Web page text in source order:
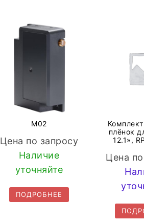
M02
Цена по запросу
Наличие
уточняйте
ПОДРОБНЕЕ
плёнок
12.1»,
Цена